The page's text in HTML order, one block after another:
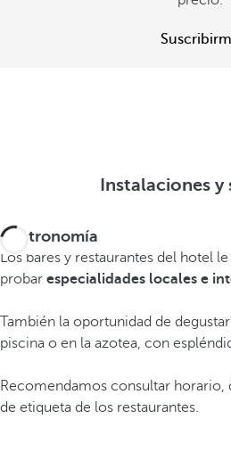
Instalaciones y
Gastronomía
Los bares y restaurantes del hotel
probar especialidades locales e
También la oportunidad de
piscina o en la azotea, con
Recomendamos consultar horario,
de etiqueta de los restaurantes.